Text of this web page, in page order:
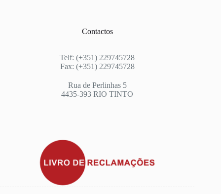
Contactos
Telf: (+351) 229745728
Fax: (+351) 229745728
Rua de Perlinhas 5
4435-393 RIO TINTO